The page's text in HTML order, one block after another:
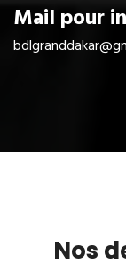
Mail pour
Nos